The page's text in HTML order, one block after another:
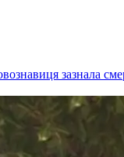
зазнала